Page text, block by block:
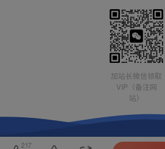
加站长微信领取
VIP（备注网
站）
217